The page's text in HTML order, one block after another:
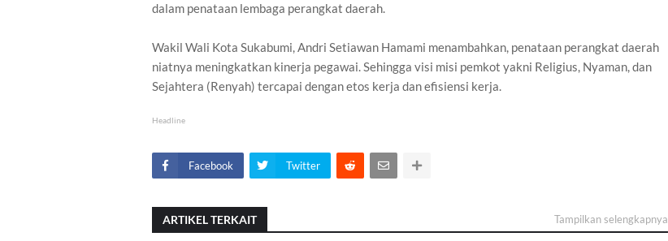
dalam penataan lembaga perangkat daerah.
Wakil Wali Kota Sukabumi, Andri Setiawan Hamami menambahkan, penataan perangkat daerah
niatnya meningkatkan kinerja pegawai. Sehingga visi misi pemkot yakni Religius, Nyaman, dan
Sejahtera (Renyah) tercapai dengan etos kerja dan efisiensi kerja.
Headline
Facebook Twitter
ARTIKEL TERKAIT Tampilkan selengkapnya